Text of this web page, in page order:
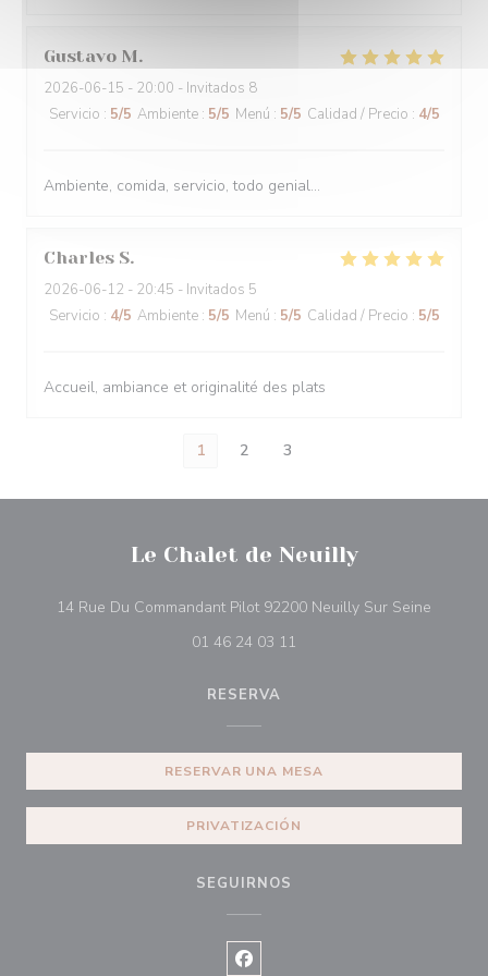
Gustavo M
2026-06-15 - 20:00 - Invitados 8
Servicio : 5/5 Ambiente : 5/5 Menú : 5/5 Calidad / Precio : 4/5
Ambiente, comida, servicio, todo genial...
Charles S
2026-06-12 - 20:45 - Invitados 5
Servicio : 4/5 Ambiente : 5/5 Menú : 5/5 Calidad / Precio : 5/5
Accueil, ambiance et originalité des plats
1 2 3
Le Chalet de Neuilly
14 Rue Du Commandant Pilot 92200 Neuilly Sur Seine
01 46 24 03 11
RESERVA
RESERVAR UNA MESA
PRIVATIZACIÓN
SEGUIRNOS
Facebook ((abre en una nueva